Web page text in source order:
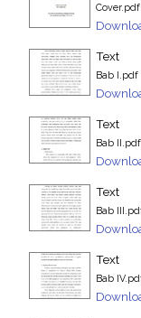
Cover.pdf
Text
Bab I.pdf
Text
Bab II.pdf
Text
Bab
Text
Bab